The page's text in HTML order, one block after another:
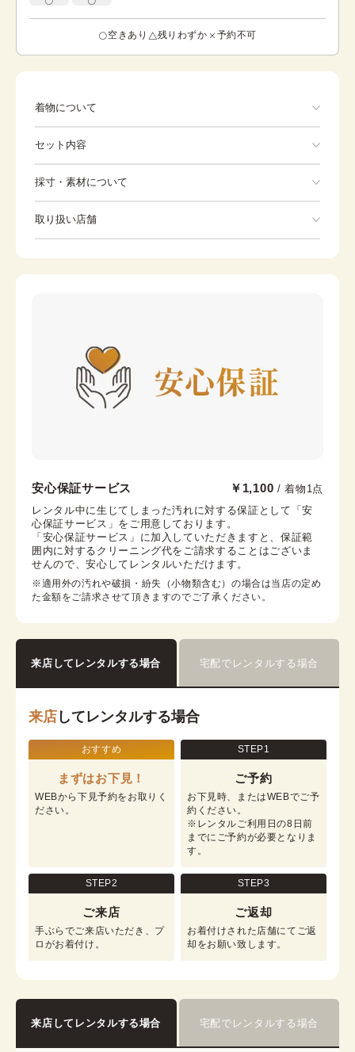
空きあり 残りわずか 予約不可
着物について
から放射線状に丸く広がる形から、太陽になぞらえ、数あ
いの意味があり、そこから精神・気力の充実、安定、気高
さ、落ち着きと、心身の充実をあらわす文様とされてきま
した。また、雪輪は雪の結晶に見られる六角形の輪郭を円
形に描いた線文様。中に文様をいれたり、雪輪を区切りに
用いたりもします。着物や帯など幅広く用いられます。雪
セット内容
※着付けに必要な一式をすべて含みます。
着物
足袋 肌着
帯締め 帯揚げ
伊達襟 コーリンベルト
採寸・素材について
身丈 157cm
取り扱い店舗
東京都中央区銀座6-12-10 旭ビル 3階
営業時間： 10:00~ 18:00
着付け最終受付時間：16:30
返却締め切り時間：18:00
安心保証サービス ￥1,100 / 着物1点
レンタル中に生じてしまった汚れに対する保証として「安
心保証サービス」をご用意しております。
「安心保証サービス」に加入していただきますと、保証範
囲内に対するクリーニング代をご請求することはございま
せんので、安心してレンタルいただけます。
※適用外の汚れや破損・紛失（小物類含む）の場合は当店の定め
た金額をご請求させて頂きますのでご了承ください。
来店してレンタルする場合 宅配でレンタルする場合
来店 してレンタルする場合
おすすめ
まずはお下見！
WEBから下見予約をお取りく
ださい。
STEP1
ご予約
お下見時、またはWEBでご予
約ください。
※レンタルご利用日の8日前
までにご予約が必要となりま
す。
STEP2
ご来店
手ぶらでご来店いただき、プ
ロがお着付け。
STEP3
ご返却
お着付けされた店舗にてご返
却をお願い致します。
来店してレンタルする場合 宅配でレンタルする場合